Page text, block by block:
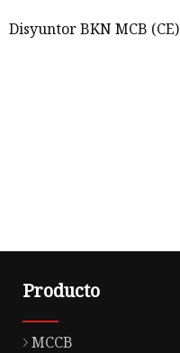
Disyuntor BKN MCB (CE)
Producto
MCCB